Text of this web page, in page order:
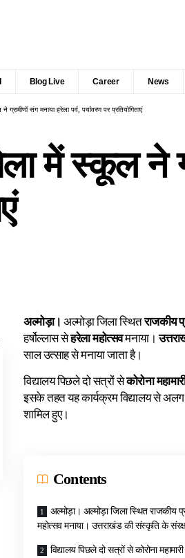
Blog Live Career News
संग मनाया हरेला पर्व, पर्यावरण पर प्रतियोगिताएं
में स्कूल ने
अल्मोड़ा। अल्मोड़ा जिला स्थितराजकीय
हर्षोल्लास सेहरेला महोत्सवमनाया।
साल उत्साह से मनाया जाता है।
विद्यालय पिछले दो सत्रों सेकोरोना
इसके तहत यह कार्यक्रम विद्यालय से अलग
शामिल हुए।
Contents
अल्मोड़ा। अल्मोड़ा जिला स्थित राजकीय
महोत्सव मनाया। उत्तराखंड की संस्कृति के
विद्यालय पिछले दो सत्रों से कोरोना